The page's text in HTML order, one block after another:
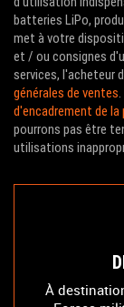
batteries LiPo,
met à votre
et / ou consignes
services, l'acheteur
générales de ventes
d'encadrement de
pourrons pas être
utilisations
À